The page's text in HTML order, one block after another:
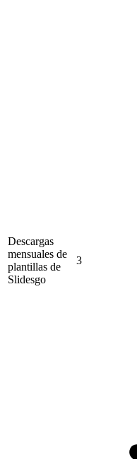
Descargas
mensuales de
plantillas de
Slidesgo
3